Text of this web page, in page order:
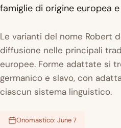
famiglie di origine europea e
Le varianti del nome Robert
diffusione nelle principali
europee. Forme adattate si
germanico e slavo, con
ciascun sistema linguistico.
Onomastico: June 7